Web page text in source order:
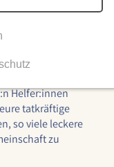
körperlich nicht
Die vielen
Freude erfüllt
Helfer:innen
tatkräftige
so viele leckere
zu
grundlegende
Funktion